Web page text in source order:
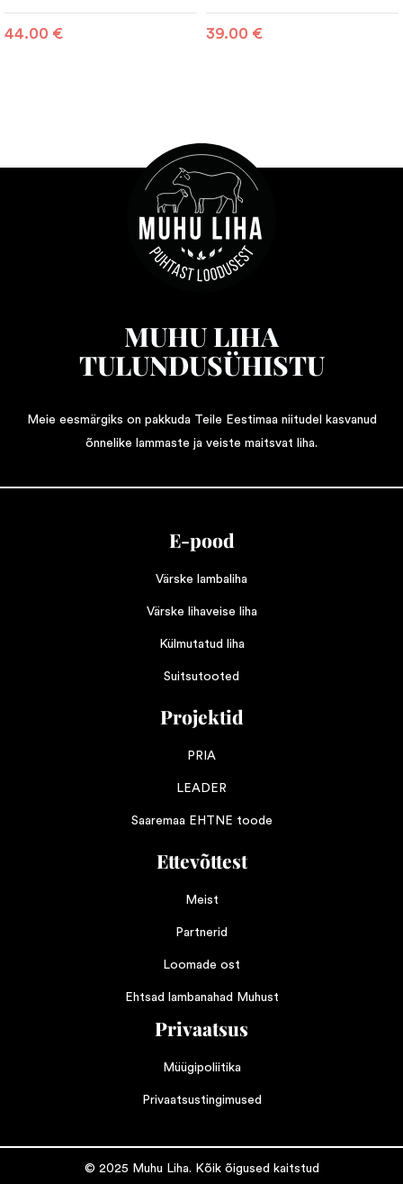
44.00 € 39.00 €
MUHU LIHA
TULUNDUSÜHISTU
Meie eesmärgiks on pakkuda Teile Eestimaa niitudel kasvanud
õnnelike lammaste ja veiste maitsvat liha.
E-pood
Värske lambaliha
Värske lihaveise liha
Külmutatud liha
Suitsutooted
Projektid
PRIA
LEADER
Saaremaa EHTNE toode
Ettevõttest
Meist
Partnerid
Loomade ost
Ehtsad lambanahad Muhust
Privaatsus
Müügipoliitika
Privaatsustingimused
© 2025 Muhu Liha. Kõik õigused kaitstud